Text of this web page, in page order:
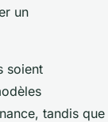
un
soient
tandis que